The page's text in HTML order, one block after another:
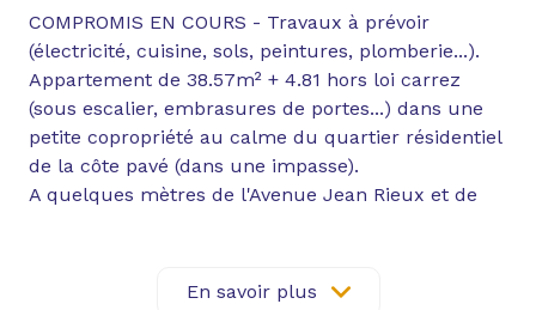
COMPROMIS EN COURS - Travaux à prévoir
(électricité, cuisine, sols, peintures, plomberie...).
Appartement de 38.57m² + 4.81 hors loi carrez
(sous escalier, embrasures de portes...) dans une
petite copropriété au calme du quartier résidentiel
de la côte pavé (dans une impasse).
A quelques mètres de l'Avenue Jean Rieux et de
de la ligne B, métro François Verdier).
En savoir plus